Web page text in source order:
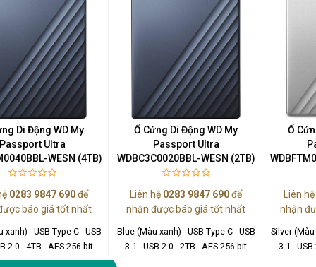
Di Động WD My
Passport Ultra
WESN (4TB)
0283 9847 690để
báo giá tốt nhất
xanh) - USB Type-C - USB
2.0 - 4TB - AES 256-bit
Ổ Cứng Di Động WD My
Passport Ultra
WDBC3C0020BBL-WESN (2TB)
Liên hệ 0283 9847 690để
nhận được báo giá tốt nhất
Blue (Màu xanh) - USB Type-C - USB
3.1 - USB 2.0 - 2TB - AES 256-bit
Ổ
Liên
nhận
Silver (Màu
3.1 -